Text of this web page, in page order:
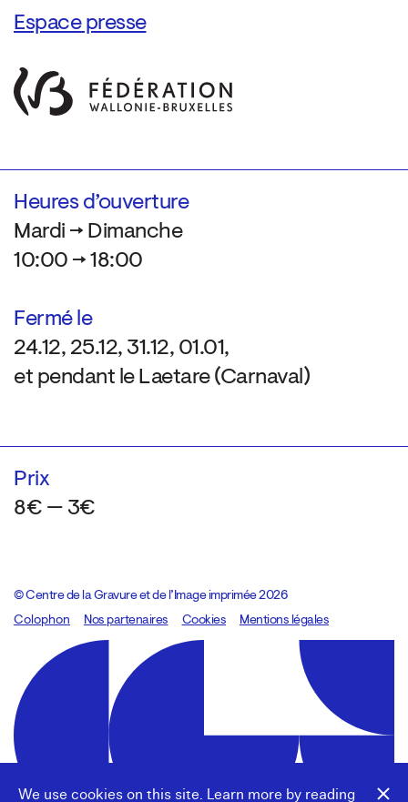
We use cookies on this site. Learn more by reading
Espace presse
Heures d’ouverture
Mardi → Dimanche
10:00 → 18:00
Fermé le
24.12, 25.12, 31.12, 01.01,
et pendant le Laetare (Carnaval)
Prix
8€ — 3€
© Centre de la Gravure et de l’Image imprimée 2026
Colophon
Design:Marcel Kaczmarek, code:8080.studio
Nos partenaires Cookies Mentions légales